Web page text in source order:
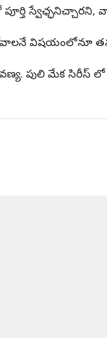
స్వేఛ్ఛనిచ్చారని,
పులి మేక